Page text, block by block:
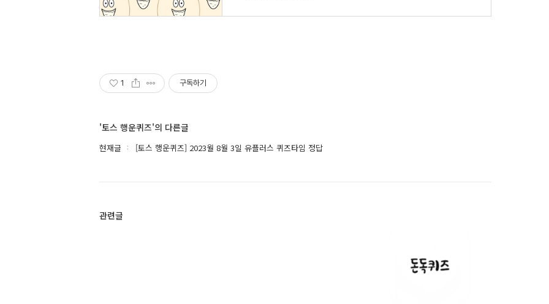
1 구독하기
'토스 행운퀴즈'의 다른글
현재글 [토스 행운퀴즈] 2023월 8월 3일 유플러스 퀴즈타임 정답
관련글